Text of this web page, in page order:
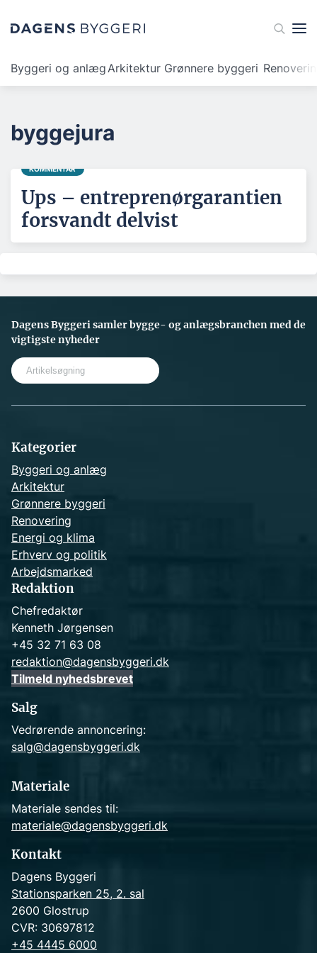
Byggeri og anlægArkitektur Grønnere byggeri
byggejura
KOMMENTAR
Ups – entreprenørgarantien
forsvandt delvist
Dagens Byggeri samler bygge- og anlægsbranchen med de
vigtigste nyheder
Kategorier
Byggeri og anlæg
Arkitektur
Grønnere byggeri
Renovering
Energi og klima
Erhverv og politik
Arbejdsmarked
Redaktion
Chefredaktør
Kenneth Jørgensen
+45 32 71 63 08
redaktion@dagensbyggeri.dk
Tilmeld nyhedsbrevet
Salg
Vedrørende annoncering:
salg@dagensbyggeri.dk
Materiale
Materiale sendes til:
materiale@dagensbyggeri.dk
Kontakt
Dagens Byggeri
Stationsparken 25, 2. sal
2600 Glostrup
CVR: 30697812
+45 4445 6000